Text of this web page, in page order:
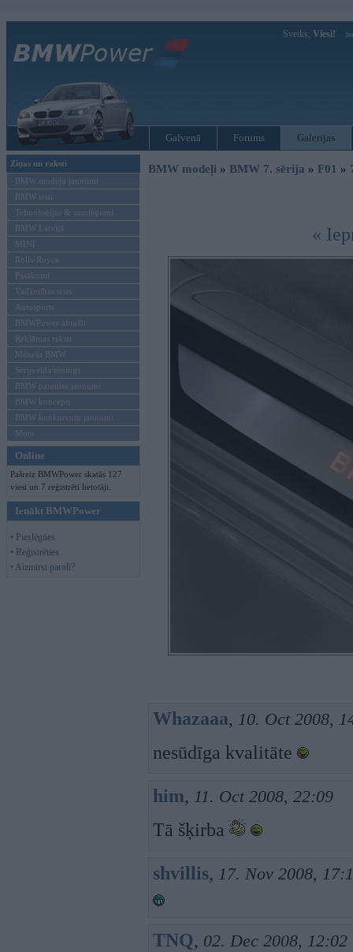
Sveiks, Viesi!
Galvenā Forums Galerijas
Ziņas un raksti
BMW modeļu jaunumi
BMW testi
Tehnoloģijas & sasniegumi
BMW Latvijā
MINI
Rolls-Royce
Pasākumi
Vadāmības tests
Autosports
BMWPower aktuāli
Reklāmas raksti
Mēneša BMW
Sērijveida tūnings
BMW pasaules jaunumi
BMW koncepti
BMW konkurentu jaunumi
Moto
Online
Pašreiz BMWPower skatās 127
viesi un 7 reģistrēti lietotāji.
Ienākt BMWPower
• Pieslēgties
• Reģistrēties
• Aizmirsi paroli?
BMW modeļi » BMW 7. sērija » F01 »
«
Whazaaa, 10. Oct 2008,
nesūdīga kvalitāte
him, 11. Oct 2008, 22:09
Tā šķirba
shvillis, 17. Nov 2008,
TNQ, 02. Dec 2008, 12:02